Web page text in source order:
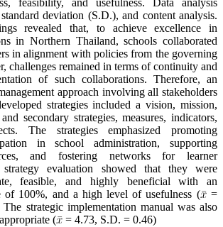
feasibility, and usefulness. Data analysis
deviation (S.D.), and content analysis.
revealed that, to achieve excellence in
in Northern Thailand, schools collaborated
in alignment with policies from the governing
challenges remained in terms of continuity and
of such collaborations. Therefore, an
approach involving all stakeholders
strategies included a vision, mission,
secondary strategies, measures, indicators,
The strategies emphasized promoting
in school administration, supporting
and fostering networks for learner
strategy evaluation showed that they were
feasible, and highly beneficial with an
of 100%, and a high level of usefulness ( =
strategic implementation manual was also
(
= 4.73, S.D. = 0.46)